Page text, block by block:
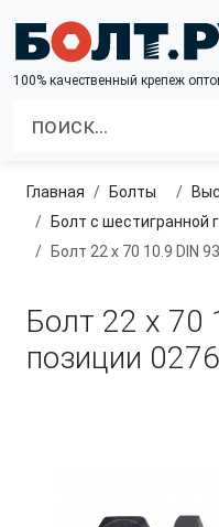
100% качественный крепеж
Главная болты
Болт с шестигранной головкой, неполная резьба,
Болт 22 х 70 10.9 DIN
Болт 22 х 70
позиции